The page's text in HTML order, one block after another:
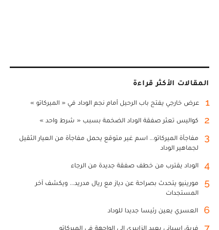
المقالات الأكثر قراءة
1 عرض خارجي يفتح باب الرحيل أمام نجم الوداد في « الميركاتو »
2 كواليس تعثر صفقة الوداد الضخمة بسبب « شرط واحد »
3
مفاجأة الميركاتو... اسم غير متوقع يحمل مفاجأة من العيار الثقيل
لجماهير الوداد
4 الوداد يقترب من خطف صفقة جديدة من الرجاء
5
مورينيو يتحدث بصراحة عن دياز مع ريال مدريد... ويكشف آخر
المستجدات
6 العسري يعين رئيسا جديدا للوداد
فريق إسباني يعيد الزابيري إلى الواجهة في الميركاتو